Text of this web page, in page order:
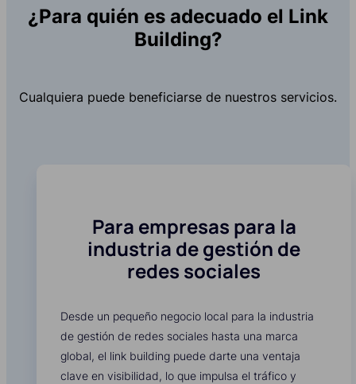
¿Para quién es adecuado el Link
Building?
Cualquiera puede beneficiarse de nuestros servicios.
Para empresas para la
industria de gestión de
redes sociales
Desde un pequeño negocio local para la industria
de gestión de redes sociales hasta una marca
global, el link building puede darte una ventaja
clave en visibilidad, lo que impulsa el tráfico y